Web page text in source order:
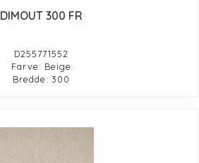
DIMOUT 300 FR
D255771552
Farve: Beige
Bredde: 300